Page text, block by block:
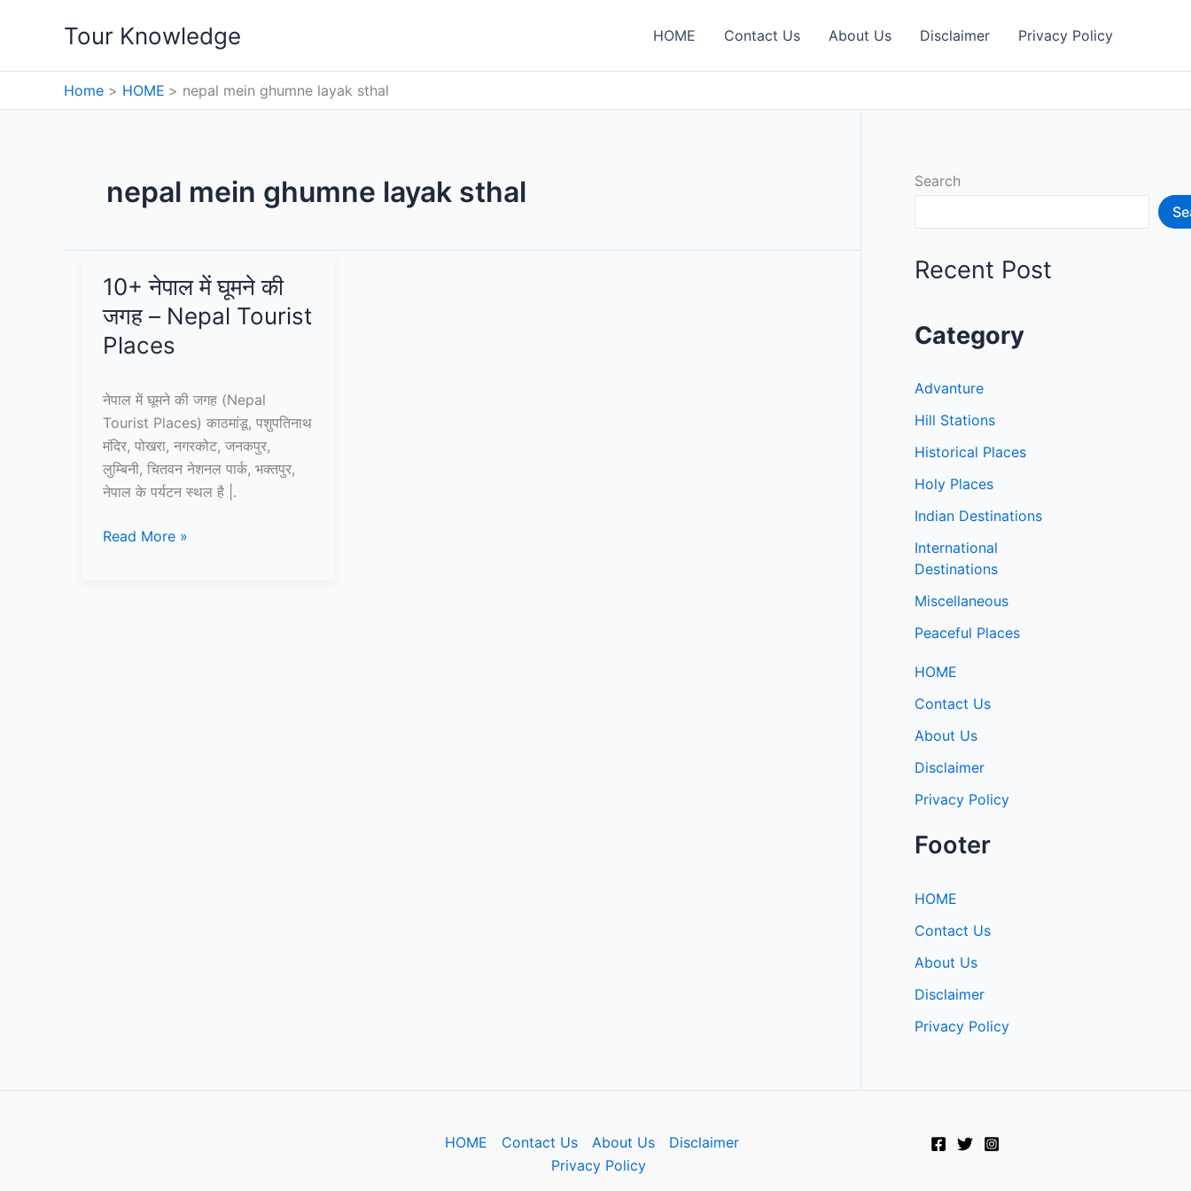
Tour Knowledge HOME Contact Us About Us Disclaimer Privacy Policy
Home HOME nepal mein ghumne layak sthal
nepal mein ghumne layak sthal
10+ नेपाल में घूमने की
जगह – Nepal Tourist
Places
नेपाल में घूमने की जगह (Nepal
Tourist Places) काठमांडू, पशुपतिनाथ
मंदिर, पोखरा, नगरकोट, जनकपुर,
लुम्बिनी, चितवन नेशनल पार्क, भक्तपुर,
नेपाल के पर्यटन स्थल है |.
10+
Read More »
Search
Recent Post
Category
Advanture
Hill Stations
Historical Places
Holy Places
Indian Destinations
International
Destinations
Miscellaneous
Peaceful Places
HOME
Contact Us
About Us
Disclaimer
Privacy Policy
Footer
HOME
Contact Us
About Us
Disclaimer
Privacy Policy
HOME Contact Us About Us
Disclaimer
Privacy Policy